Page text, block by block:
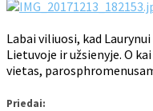
Labai viliuosi, kad
Lietuvoje ir užsienyje. O
vietas,
Priedai: